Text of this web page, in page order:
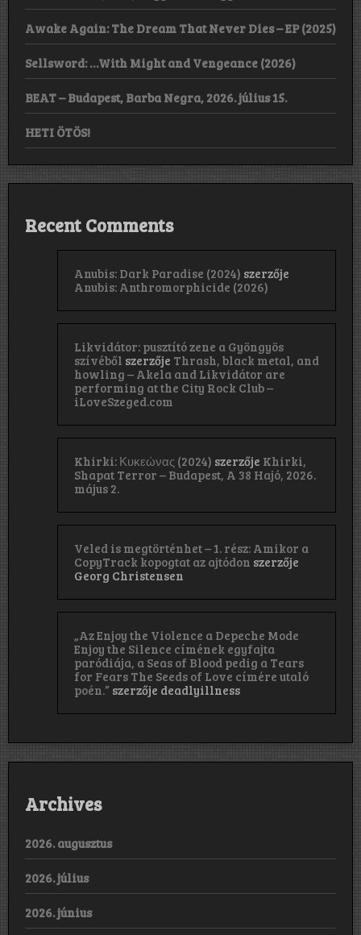
Awake Again: The Dream That Never Dies – EP (2025)
Sellsword: …With Might and Vengeance (2026)
BEAT – Budapest, Barba Negra, 2026. július 15.
HETI ÖTÖS!
Recent Comments
Anubis: Dark Paradise (2024) szerzője
Anubis: Anthromorphicide (2026)
Likvidátor: pusztító zene a Gyöngyös
szívéből szerzője Thrash, black metal, and
howling – Akela and Likvidátor are
performing at the City Rock Club –
iLoveSzeged.com
Khirki: Κ​υ​κ​ε​ώ​ν​α​ς (2024) szerzője Khirki,
Shapat Terror – Budapest, A 38 Hajó, 2026.
május 2.
Veled is megtörténhet – 1. rész: Amikor a
CopyTrack kopogtat az ajtódon szerzője
Georg Christensen
„Az Enjoy the Violence a Depeche Mode
Enjoy the Silence címének egyfajta
paródiája, a Seas of Blood pedig a Tears
for Fears The Seeds of Love címére utaló
poén.” szerzője deadlyillness
Archives
2026. augusztus
2026. július
2026. június